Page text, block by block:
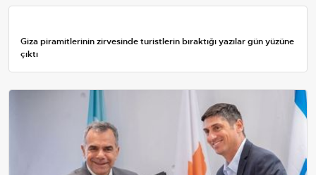
Giza piramitlerinin zirvesinde turistlerin bıraktığı yazılar gün yüzüne
çıktı